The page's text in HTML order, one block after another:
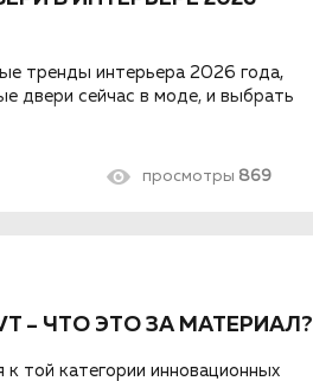
тренды интерьера 2026 года,
двери сейчас в моде, и выбрать
просмотры 869
– ЧТО ЭТО ЗА МАТЕРИАЛ?
к той категории инновационных